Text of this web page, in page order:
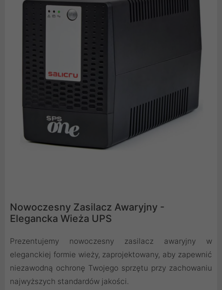
Nowoczesny Zasilacz Awaryjny -
Elegancka Wieża UPS
Prezentujemy nowoczesny zasilacz awaryjny w
eleganckiej formie wieży, zaprojektowany, aby zapewnić
niezawodną ochronę Twojego sprzętu przy zachowaniu
najwyższych standardów jakości.